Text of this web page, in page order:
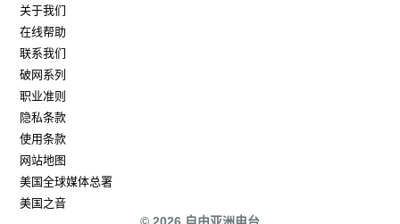
关于我们
在线帮助
联系我们
破网系列
职业准则
隐私条款
使用条款
网站地图
美国全球媒体总署
美国之音
© 2026 自由亚洲电台